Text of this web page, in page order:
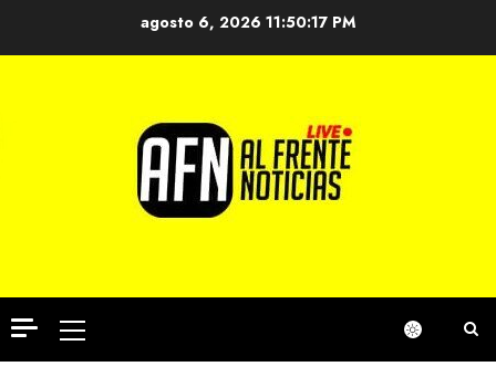
agosto 6, 2026 11:50:18 PM
Menú
principal